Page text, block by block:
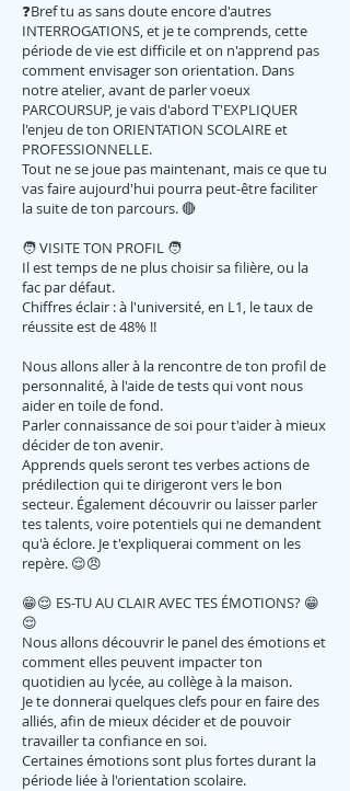
❓Bref tu as sans doute encore d'autres
INTERROGATIONS, et je te comprends, cette
période de vie est difficile et on n'apprend pas
comment envisager son orientation. Dans
notre atelier, avant de parler voeux
PARCOURSUP, je vais d'abord T'EXPLIQUER
l'enjeu de ton ORIENTATION SCOLAIRE et
PROFESSIONNELLE.
Tout ne se joue pas maintenant, mais ce que tu
vas faire aujourd'hui pourra peut-être faciliter
la suite de ton parcours. 🔴
🧑‍ VISITE TON PROFIL 🧑‍
Il est temps de ne plus choisir sa filière, ou la
fac par défaut.
Chiffres éclair : à l'université, en L1, le taux de
réussite est de 48% !!
Nous allons aller à la rencontre de ton profil de
personnalité, à l'aide de tests qui vont nous
aider en toile de fond.
Parler connaissance de soi pour t'aider à mieux
décider de ton avenir.
Apprends quels seront tes verbes actions de
prédilection qui te dirigeront vers le bon
secteur. Également découvrir ou laisser parler
tes talents, voire potentiels qui ne demandent
qu'à éclore. Je t'expliquerai comment on les
repère. 😌😠
😁😌 ES-TU AU CLAIR AVEC TES ÉMOTIONS? 😁
😌
Nous allons découvrir le panel des émotions et
comment elles peuvent impacter ton
quotidien au lycée, au collège à la maison.
Je te donnerai quelques clefs pour en faire des
alliés, afin de mieux décider et de pouvoir
travailler ta confiance en soi.
Certaines émotions sont plus fortes durant la
période liée à l'orientation scolaire.